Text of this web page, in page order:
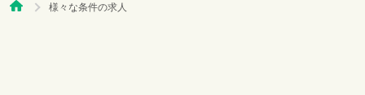
様々な条件の求人